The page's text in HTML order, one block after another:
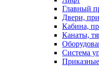
Главный
Двери,
Кабина,
Канаты,
Система